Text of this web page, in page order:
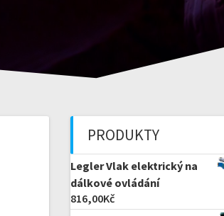
PRODUKTY
Legler Vlak elektrický na
dálkové ovládání
816,00Kč